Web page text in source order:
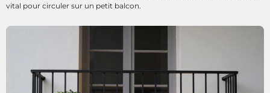
vital pour circuler sur un petit balcon.